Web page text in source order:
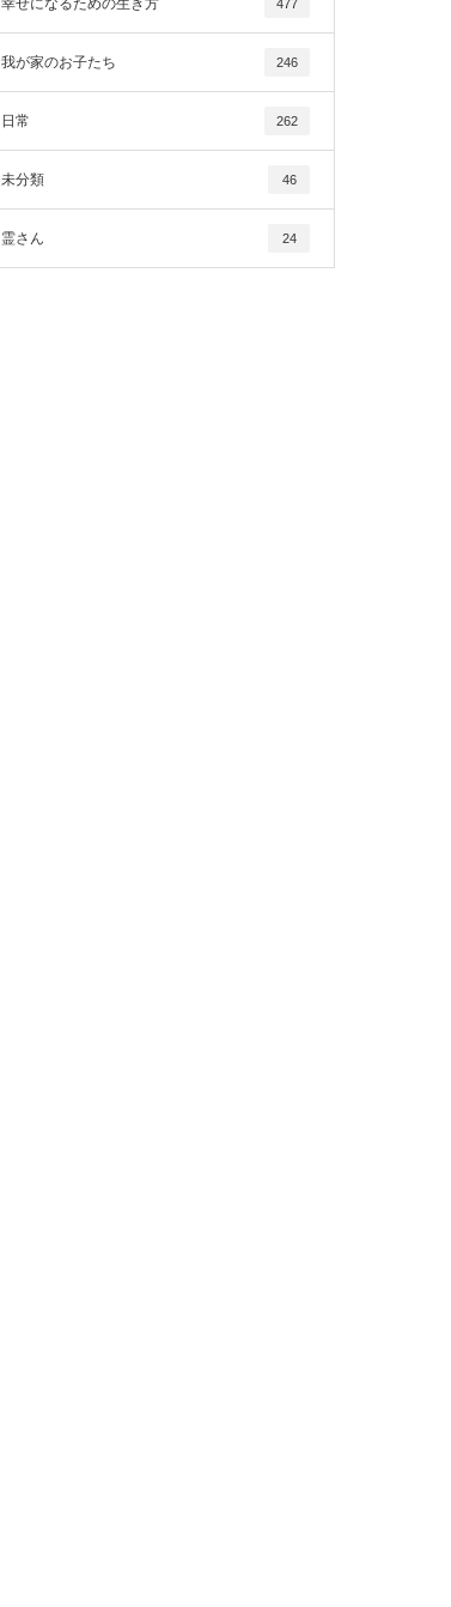
幸せになるための生き方 477
我が家のお子たち 246
日常 262
未分類 46
霊さん 24